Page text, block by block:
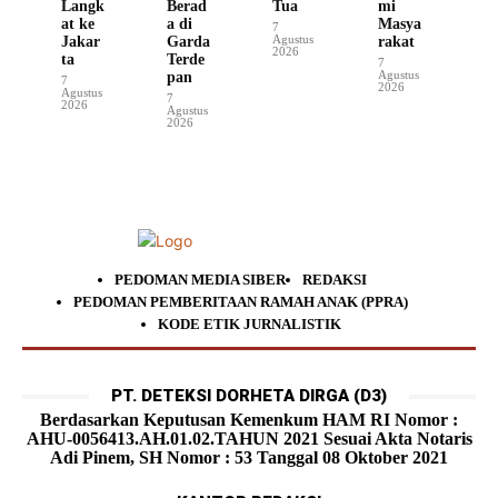
Langk
at ke
Jakar
ta
7
Agustus
2026
Berad
a di
Garda
Terde
pan
7
Agustus
2026
Tua
7
Agustus
2026
mi
Masya
rakat
7
Agustus
2026
PEDOMAN MEDIA SIBER
REDAKSI
PEDOMAN PEMBERITAAN RAMAH ANAK (PPRA)
KODE ETIK JURNALISTIK
PT. DETEKSI DORHETA DIRGA (D3)
Berdasarkan Keputusan Kemenkum HAM RI Nomor :
AHU-0056413.AH.01.02.TAHUN 2021 Sesuai Akta Notaris
Adi Pinem, SH Nomor : 53 Tanggal 08 Oktober 2021